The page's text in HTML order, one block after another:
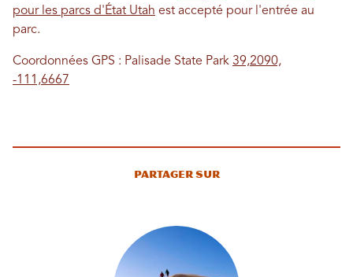
pour les parcs d'État Utah est accepté pour l'entrée au
parc.
Coordonnées GPS : Palisade State Park 39,2090,
-111,6667
Partager sur